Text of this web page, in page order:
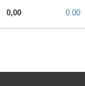
0,00 0.00